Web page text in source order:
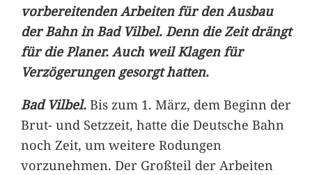
vorbereitenden Arbeiten für den Ausbau
der Bahn in Bad Vilbel. Denn die Zeit drängt
für die Planer. Auch weil Klagen für
Verzögerungen gesorgt hatten.
Bad Vilbel. Bis zum 1. März, dem Beginn der
Brut- und Setzzeit, hatte die Deutsche Bahn
noch Zeit, um weitere Rodungen
vorzunehmen. Der Großteil der Arbeiten